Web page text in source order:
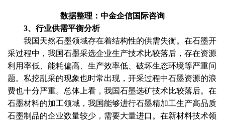
数据整理：中金企信国际咨询
3、行业供需平衡分析
我国天然石墨领域存在着结构性的供需失衡。在石墨开
采过程中，我国石墨采选企业生产技术比较落后，存在资源
利用率低、能耗偏高、生产效率低、破坏生态环境等严重问
题。私挖乱采的现象也时常出现，开采过程中石墨资源的浪
费也十分严重。总体上看，我国石墨选矿技术比较落后。在
石墨材料的加工领域，我国能够进行石墨精加工生产高品质
石墨制品的企业数量较少，需要大量进口。在新材料技术领